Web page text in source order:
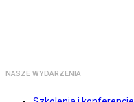
NASZE WYDARZENIA